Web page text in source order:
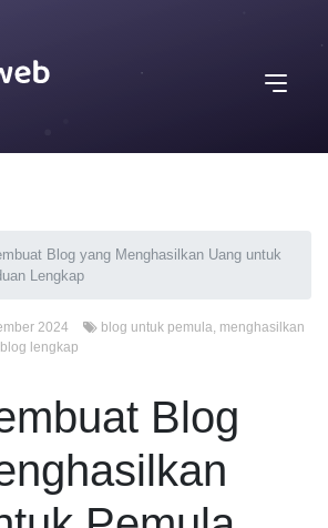
Blog yang Menghasilkan Uang untuk
Lengkap
2024 blog untuk pemula, menghasilkan
lengkap
Blog